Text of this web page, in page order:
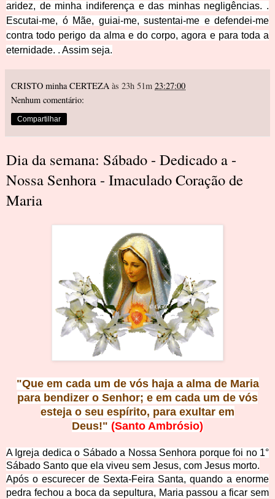
aridez, de minha indiferença e das minhas negligências. .
Escutai-me, ó Mãe, guiai-me, sustentai-me e defendei-me
contra todo perigo da alma e do corpo, agora e para toda a
eternidade. . Assim seja.
CRISTO minha CERTEZA às 23h 51m 23:27:00
Nenhum comentário:
Compartilhar
Dia da semana: Sábado - Dedicado a -
Nossa Senhora - Imaculado Coração de
Maria
"Que em cada um de vós haja a alma de Maria
para bendizer o Senhor; e em cada um de vós
esteja o seu espírito, para exultar em
Deus!" (Santo Ambrósio)
A Igreja dedica o Sábado a Nossa Senhora porque foi no 1°
Sábado Santo que ela viveu sem Jesus, com Jesus morto.
Após o escurecer de Sexta-Feira Santa, quando a enorme
pedra fechoua boca da sepultura, Maria passou a ficar sem